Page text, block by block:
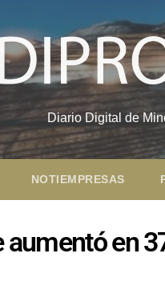
Diario Digital de
NOTIEMPRESAS
en